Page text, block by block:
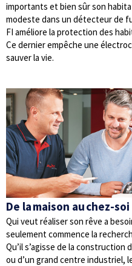
importants et bien sûr son
modeste dans un détecteur de
FI améliore la protection des
Ce dernier empêche une
sauver la vie.
De la maison au chez-soi
Qui veut réaliser son rêve a
seulement commence la
Qu’il s’agisse de la construction
ou d’un grand centre industriel,